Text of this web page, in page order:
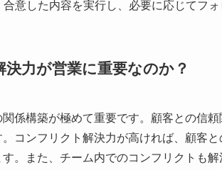
合意した内容を実行し、必要に応じてフォ
力が営業に重要なのか？
係構築が極めて重要です。顧客との信
コンフリクト解決力が高ければ、顧客
。また、チーム内でのコンフリクトも